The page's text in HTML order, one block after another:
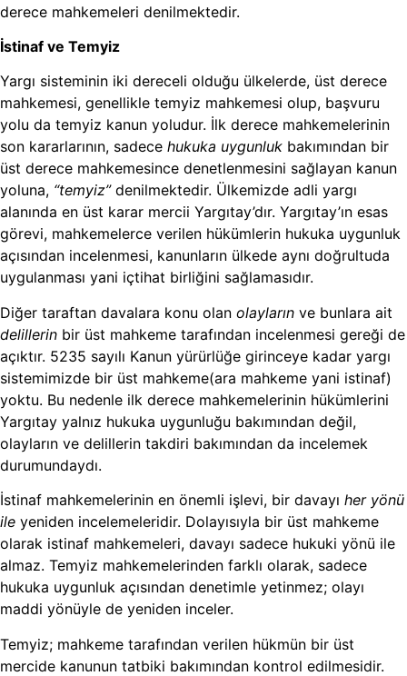
derece mahkemeleri denilmektedir.
İstinaf ve Temyiz
Yargı sisteminin iki dereceli olduğu ülkelerde, üst derece
mahkemesi, genellikle temyiz mahkemesi olup, başvuru
yolu da temyiz kanun yoludur. İlk derece mahkemelerinin
son kararlarının, sadece hukuka uygunluk bakımından bir
üst derece mahkemesince denetlenmesini sağlayan kanun
yoluna, “temyiz” denilmektedir. Ülkemizde adli yargı
alanında en üst karar mercii Yargıtay’dır. Yargıtay’ın esas
görevi, mahkemelerce verilen hükümlerin hukuka uygunluk
açısından incelenmesi, kanunların ülkede aynı doğrultuda
uygulanması yani içtihat birliğini sağlamasıdır.
Diğer taraftan davalara konu olan olayların ve bunlara ait
delillerin bir üst mahkeme tarafından incelenmesi gereği de
açıktır. 5235 sayılı Kanun yürürlüğe girinceye kadar yargı
sistemimizde bir üst mahkeme(ara mahkeme yani istinaf)
yoktu. Bu nedenle ilk derece mahkemelerinin hükümlerini
Yargıtay yalnız hukuka uygunluğu bakımından değil,
olayların ve delillerin takdiri bakımından da incelemek
durumundaydı.
İstinaf mahkemelerinin en önemli işlevi, bir davayı her yönü
ile yeniden incelemeleridir. Dolayısıyla bir üst mahkeme
olarak istinaf mahkemeleri, davayı sadece hukuki yönü ile
almaz. Temyiz mahkemelerinden farklı olarak, sadece
hukuka uygunluk açısından denetimle yetinmez; olayı
maddi yönüyle de yeniden inceler.
Temyiz; mahkeme tarafından verilen hükmün bir üst
mercide kanunun tatbiki bakımından kontrol edilmesidir.